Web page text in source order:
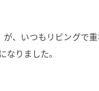
、いつもリビングで
りました。